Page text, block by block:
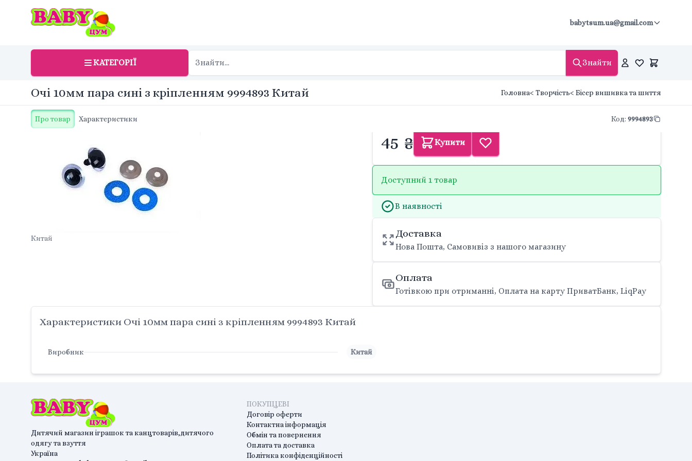
babytsum.ua@gmail.com
КАТЕГОРІЇ Знайти
Очі 10мм пара сині з кріпленням 9994893 Китай Головна< Творчість< Бісер вишивка та шиття
Про товар Характеристики Код: 9994893
Китай
45 ₴ Купити
Доступний 1 товар
В наявності
Доставка
Нова Пошта, Самовивіз з нашого магазину
Оплата
Готівкою при отриманні, Оплата на карту ПриватБанк, LiqPay
Характеристики Очі 10мм пара сині з кріпленням 9994893 Китай
Виробник Китай
Дитячий магазин іграшок та канцтоварів,дитячого
одягу та взуття
Україна
ПОКУПЦЕВІ
Договір оферти
Контактна інформація
Обмін та повернення
Оплата та доставка
Політика конфіденційності